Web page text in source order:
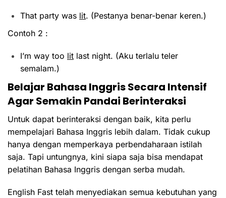
That party was lit. (Pestanya benar-benar keren.)
Contoh 2 :
I’m way too lit last night. (Aku terlalu teler
semalam.)
Belajar Bahasa Inggris Secara Intensif
Agar Semakin Pandai Berinteraksi
Untuk dapat berinteraksi dengan baik, kita perlu
mempelajari Bahasa Inggris lebih dalam. Tidak cukup
hanya dengan memperkaya perbendaharaan istilah
saja. Tapi untungnya, kini siapa saja bisa mendapat
pelatihan Bahasa Inggris dengan serba mudah.
English Fast telah menyediakan semua kebutuhan yang